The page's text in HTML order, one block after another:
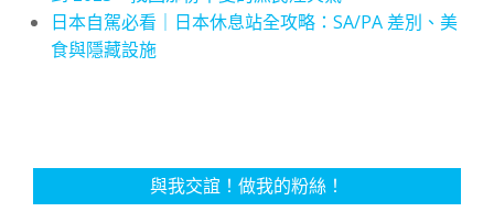
日本自駕必看｜日本休息站全攻略：SA/PA 差別、美
食與隱藏設施
與我交誼！做我的粉絲！